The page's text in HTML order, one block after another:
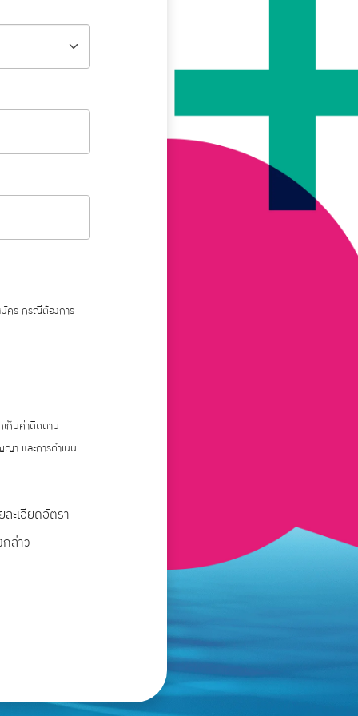
มัคร กรณีต้องการ
เก็บค่าติดตาม
า และการดำเนิน
ะเอียดอัตรา
ล่าว